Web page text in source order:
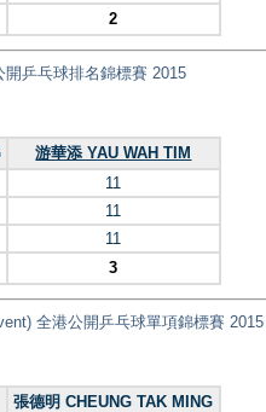
2
開乒乓球排名錦標賽 2015
游華添 YAU WAH TIM
11
11
11
3
全港公開乒乓球單項錦標賽 2015
張德明 CHEUNG TAK MING